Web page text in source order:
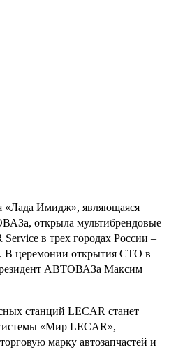
«Лада Имидж», являющаяся
открыла мультибрендовые
в трех городах России –
В церемонии открытия СТО в
АВТОВАЗа Максим
станций LECAR станет
«Мир LECAR»,
марку автозапчастей и